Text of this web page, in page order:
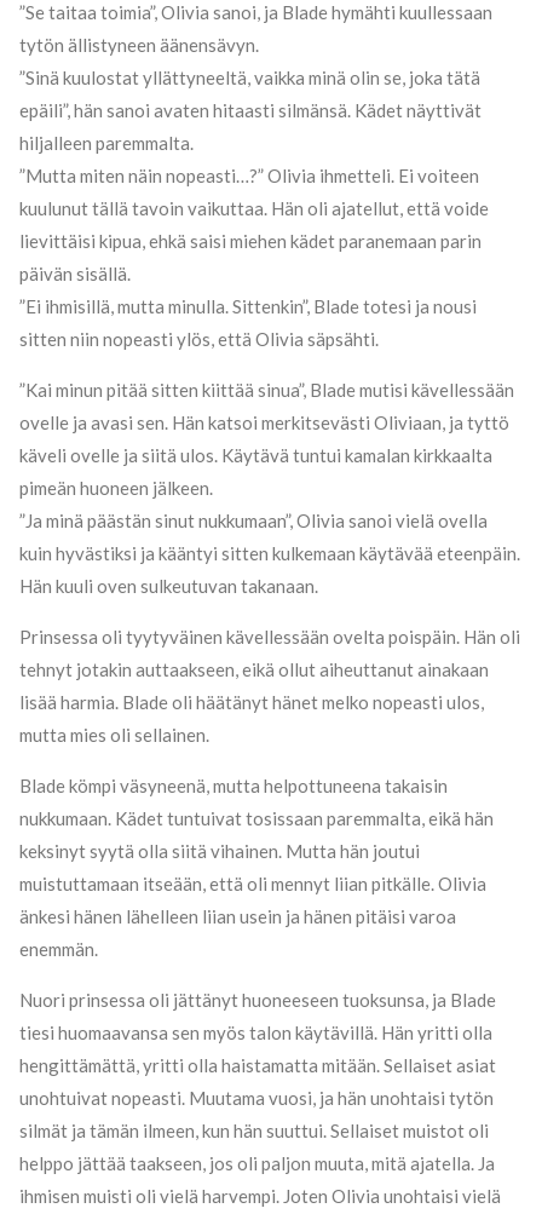
”Se taitaa toimia”, Olivia sanoi, ja Blade hymähti kuullessaan
tytön ällistyneen äänensävyn.
”Sinä kuulostat yllättyneeltä, vaikka minä olin se, joka tätä
epäili”, hän sanoi avaten hitaasti silmänsä. Kädet näyttivät
hiljalleen paremmalta.
”Mutta miten näin nopeasti…?” Olivia ihmetteli. Ei voiteen
kuulunut tällä tavoin vaikuttaa. Hän oli ajatellut, että voide
lievittäisi kipua, ehkä saisi miehen kädet paranemaan parin
päivän sisällä.
”Ei ihmisillä, mutta minulla. Sittenkin”, Blade totesi ja nousi
sitten niin nopeasti ylös, että Olivia säpsähti.
”Kai minun pitää sitten kiittää sinua”, Blade mutisi kävellessään
ovelle ja avasi sen. Hän katsoi merkitsevästi Oliviaan, ja tyttö
käveli ovelle ja siitä ulos. Käytävä tuntui kamalan kirkkaalta
pimeän huoneen jälkeen.
”Ja minä päästän sinut nukkumaan”, Olivia sanoi vielä ovella
kuin hyvästiksi ja kääntyi sitten kulkemaan käytävää eteenpäin.
Hän kuuli oven sulkeutuvan takanaan.
Prinsessa oli tyytyväinen kävellessään ovelta poispäin. Hän oli
tehnyt jotakin auttaakseen, eikä ollut aiheuttanut ainakaan
lisää harmia. Blade oli häätänyt hänet melko nopeasti ulos,
mutta mies oli sellainen.
Blade kömpi väsyneenä, mutta helpottuneena takaisin
nukkumaan. Kädet tuntuivat tosissaan paremmalta, eikä hän
keksinyt syytä olla siitä vihainen. Mutta hän joutui
muistuttamaan itseään, että oli mennyt liian pitkälle. Olivia
änkesi hänen lähelleen liian usein ja hänen pitäisi varoa
enemmän.
Nuori prinsessa oli jättänyt huoneeseen tuoksunsa, ja Blade
tiesi huomaavansa sen myös talon käytävillä. Hän yritti olla
hengittämättä, yritti olla haistamatta mitään. Sellaiset asiat
unohtuivat nopeasti. Muutama vuosi, ja hän unohtaisi tytön
silmät ja tämän ilmeen, kun hän suuttui. Sellaiset muistot oli
helppo jättää taakseen, jos oli paljon muuta, mitä ajatella. Ja
ihmisen muisti oli vielä harvempi. Joten Olivia unohtaisi vielä